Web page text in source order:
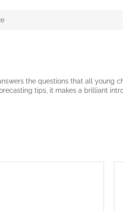
the questions that all young
tips, it makes a brilliant